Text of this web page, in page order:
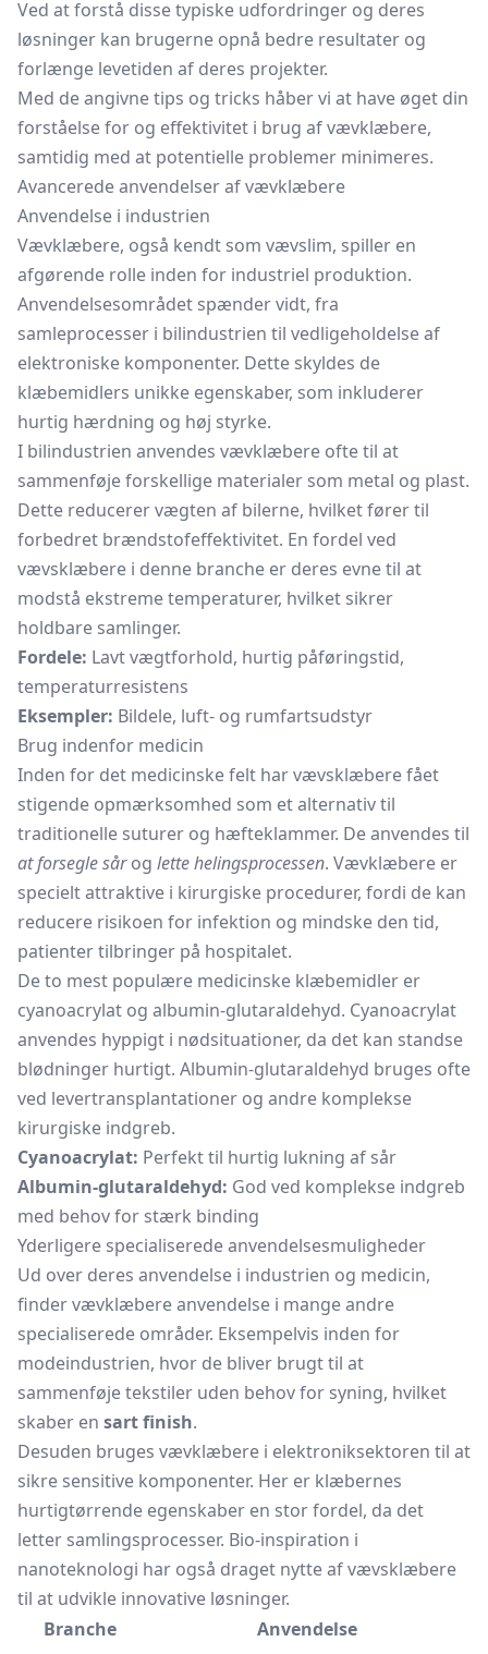
Ved at forstå disse typiske udfordringer og deres
løsninger kan brugerne opnå bedre resultater og
forlænge levetiden af deres projekter.
Med de angivne tips og tricks håber vi at have øget din
forståelse for og effektivitet i brug af vævklæbere,
samtidig med at potentielle problemer minimeres.
Avancerede anvendelser af vævklæbere
Anvendelse i industrien
Vævklæbere, også kendt som vævslim, spiller en
afgørende rolle inden for industriel produktion.
Anvendelsesområdet spænder vidt, fra
samleprocesser i bilindustrien til vedligeholdelse af
elektroniske komponenter. Dette skyldes de
klæbemidlers unikke egenskaber, som inkluderer
hurtig hærdning og høj styrke.
I bilindustrien anvendes vævklæbere ofte til at
sammenføje forskellige materialer som metal og plast.
Dette reducerer vægten af bilerne, hvilket fører til
forbedret brændstofeffektivitet. En fordel ved
vævsklæbere i denne branche er deres evne til at
modstå ekstreme temperaturer, hvilket sikrer
holdbare samlinger.
Fordele: Lavt vægtforhold, hurtig påføringstid,
temperaturresistens
Eksempler: Bildele, luft- og rumfartsudstyr
Brug indenfor medicin
Inden for det medicinske felt har vævsklæbere fået
stigende opmærksomhed som et alternativ til
traditionelle suturer og hæfteklammer. De anvendes til
at forsegle sårog lette helingsprocessen. Vævklæbere er
specielt attraktive i kirurgiske procedurer, fordi de kan
reducere risikoen for infektion og mindske den tid,
patienter tilbringer på hospitalet.
De to mest populære medicinske klæbemidler er
cyanoacrylat og albumin-glutaraldehyd. Cyanoacrylat
anvendes hyppigt i nødsituationer, da det kan standse
blødninger hurtigt. Albumin-glutaraldehyd bruges ofte
ved levertransplantationer og andre komplekse
kirurgiske indgreb.
Cyanoacrylat: Perfekt til hurtig lukning af sår
Albumin-glutaraldehyd: God ved komplekse indgreb
med behov for stærk binding
Yderligere specialiserede anvendelsesmuligheder
Ud over deres anvendelse i industrien og medicin,
finder vævklæbere anvendelse i mange andre
specialiserede områder. Eksempelvis inden for
modeindustrien, hvor de bliver brugt til at
sammenføje tekstiler uden behov for syning, hvilket
skaber en sart finish.
Desuden bruges vævklæbere i elektroniksektoren til at
sikre sensitive komponenter. Her er klæbernes
hurtigtørrende egenskaber en stor fordel, da det
letter samlingsprocesser. Bio-inspiration i
nanoteknologi har også draget nytte af vævsklæbere
til at udvikle innovative løsninger.
Branche
Anvendelse